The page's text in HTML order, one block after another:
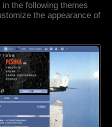
the following themes
the appearance of